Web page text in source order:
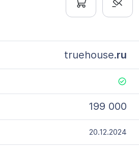
truehouse.ru
199 000
20.12.2024